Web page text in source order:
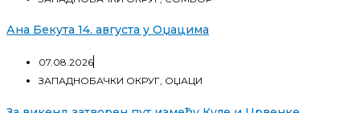
Ана Бекута 14. августа у Оџацима
07.08.2026
ЗАПАДНОБАЧКИ ОКРУГ, ОЏАЦИ